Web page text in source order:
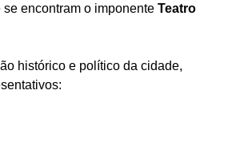
se encontram o imponente Teatro
histórico e político da cidade,